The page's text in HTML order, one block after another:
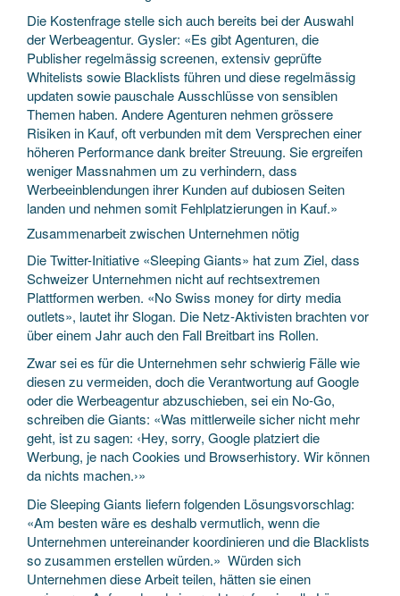
Die Kostenfrage stelle sich auch bereits bei der Auswahl
der Werbeagentur. Gysler: «Es gibt Agenturen, die
Publisher regelmässig screenen, extensiv geprüfte
Whitelists sowie Blacklists führen und diese regelmässig
updaten sowie pauschale Ausschlüsse von sensiblen
Themen haben. Andere Agenturen nehmen grössere
Risiken in Kauf, oft verbunden mit dem Versprechen einer
höheren Performance dank breiter Streuung. Sie ergreifen
weniger Massnahmen um zu verhindern, dass
Werbeeinblendungen ihrer Kunden auf dubiosen Seiten
landen und nehmen somit Fehlplatzierungen in Kauf.»
Zusammenarbeit zwischen Unternehmen nötig
Die Twitter-Initiative «Sleeping Giants» hat zum Ziel, dass
Schweizer Unternehmen nicht auf rechtsextremen
Plattformen werben. «No Swiss money for dirty media
outlets», lautet ihr Slogan. Die Netz-Aktivisten brachten vor
über einem Jahr auch den Fall Breitbart ins Rollen.
Zwar sei es für die Unternehmen sehr schwierig Fälle wie
diesen zu vermeiden, doch die Verantwortung auf Google
oder die Werbeagentur abzuschieben, sei ein No-Go,
schreiben die Giants: «Was mittlerweile sicher nicht mehr
geht, ist zu sagen: ‹Hey, sorry, Google platziert die
Werbung, je nach Cookies und Browserhistory. Wir können
da nichts machen.›»
Die Sleeping Giants liefern folgenden Lösungsvorschlag:
«Am besten wäre es deshalb vermutlich, wenn die
Unternehmen untereinander koordinieren und die Blacklists
so zusammen erstellen würden.» Würden sich
Unternehmen diese Arbeit teilen, hätten sie einen